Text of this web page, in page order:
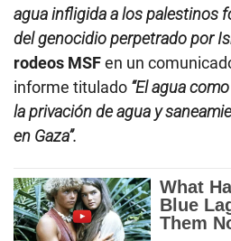
agua infligida a los palestinos
del genocidio perpetrado por
rodeos MSFen un
informe titulado “El agua
la privación de agua y
en Gaza”.